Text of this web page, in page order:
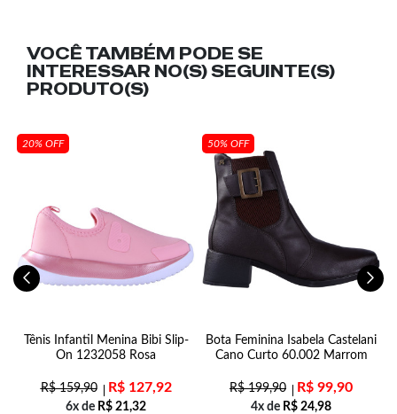
VOCÊ TAMBÉM PODE SE
INTERESSAR NO(S) SEGUINTE(S)
PRODUTO(S)
20% OFF
Tênis Infantil Menina Bibi Slip-
On 1232058 Rosa
R$159,90 R$127,92
6x de R$ 21,32
50% OFF
Bota Feminina Isabela Castelani
Cano Curto 60.002 Marrom
R$199,90 R$ 99,90
4x de R$ 24,98